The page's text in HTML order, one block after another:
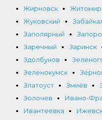
Жирновск
Житомир
Жуковский
Заполярный
Заречный
Заринск
Здолбунов
Зеленокумск
Златоуст
Змиёв
Золочев
Ивано-
Ивантеевка